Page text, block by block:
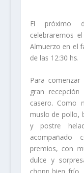
El próximo
celebraremos el
Almuerzo en el
de las 12:30 hs.
Para
gran
casero. Como
muslo de pollo,
y postre
premios, con
dulce y